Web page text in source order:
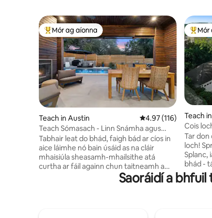
An-mhór ag aíonna
Mór ag aíonna
Teach in Austin Meánrátáil 4.97 as 5,
4.97 (116)
Teach Sómasach - Linn Snámha agus
Jacuzzi Teasa Feithicle Leictrí - Loch
Austin
Tabhair leat do bhád, faigh bád ar cíos in
aice láimhe nó bain úsáid as na cláir
mhaisiúla sheasamh-mhailsithe atá
curtha ar fáil againn chun taitneamh a
bhaint as ceann de na codanna is
suaimhní de Loch Austin. Níl ár dteach
An-Mór
Teach
Cois
/
Tar don
loch! Spraoi i Loch Travis don chriú ar fad!
Splanc,
bhád -
seomra
Saoráidí a